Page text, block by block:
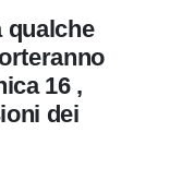
qualche
16 ,
dei